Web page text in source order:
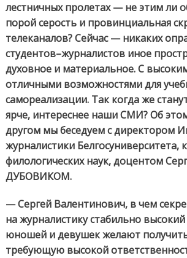
лестничных пролетах — не этим ли
порой серость и провинциальная
телеканалов? Сейчас — никаких
студентов–журналистов иное
духовное и материальное. С
отличными возможностями для
самореализации. Так когда же
ярче, интереснее наши СМИ? Об
другом мы беседуем с директором
журналистики Белгосуниверситета,
филологических наук, доцентом
ДУБОВИКОМ.
— Сергей Валентинович, в чем
на журналистику стабильно
юношей и девушек желают
требующую высокой